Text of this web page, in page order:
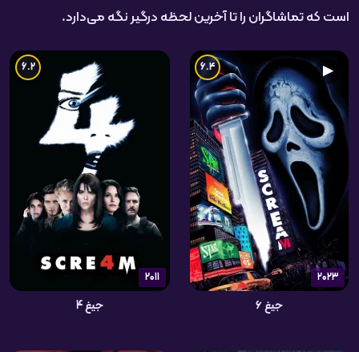
است که تماشاگران را تا آخرین لحظه درگیر نگه می‌دارد.
2023
▶
6.4
جیغ ۶
2011
6.2
جیغ 4